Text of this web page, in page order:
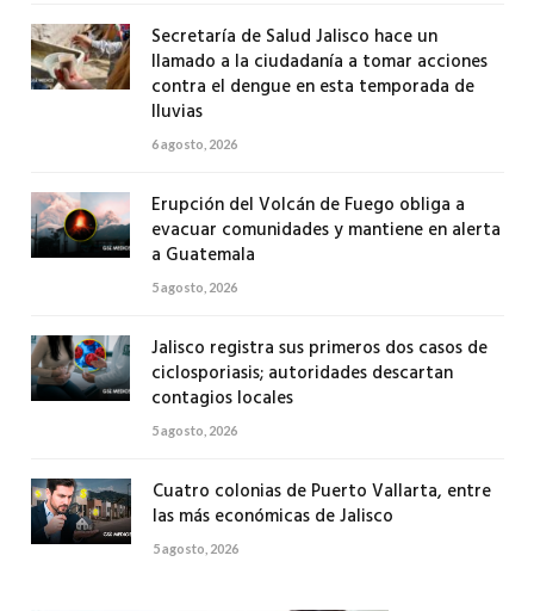
Secretaría de Salud Jalisco hace un
llamado a la ciudadanía a tomar acciones
contra el dengue en esta temporada de
lluvias
6 agosto, 2026
Erupción del Volcán de Fuego obliga a
evacuar comunidades y mantiene en alerta
a Guatemala
5 agosto, 2026
Jalisco registra sus primeros dos casos de
ciclosporiasis; autoridades descartan
contagios locales
5 agosto, 2026
Cuatro colonias de Puerto Vallarta, entre
las más económicas de Jalisco
5 agosto, 2026